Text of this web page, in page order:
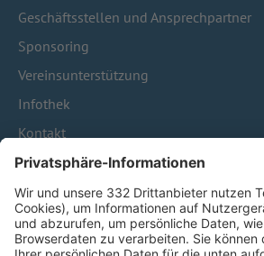
Geschäftsstellen und Ansprechpartner
Sponsoring
Vereinsunterstützung
Infothek
Kontakt
HÄUFIG BESUCHTE SEITEN
Pässe und Vereinswechsel
Trainerausbildung